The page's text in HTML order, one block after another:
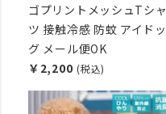
ゴプリントメッシュTシャ
ツ 接触冷感 防蚊 アイドッ
グ メール便OK
￥2,200 (税込)